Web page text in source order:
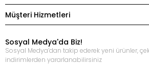
Müşteri Hizmetleri
Sosyal Medya'da Biz!
Sosyal Medya’dan takip ederek yeni ürünler,
indirimlerden yararlanabilirsiniz